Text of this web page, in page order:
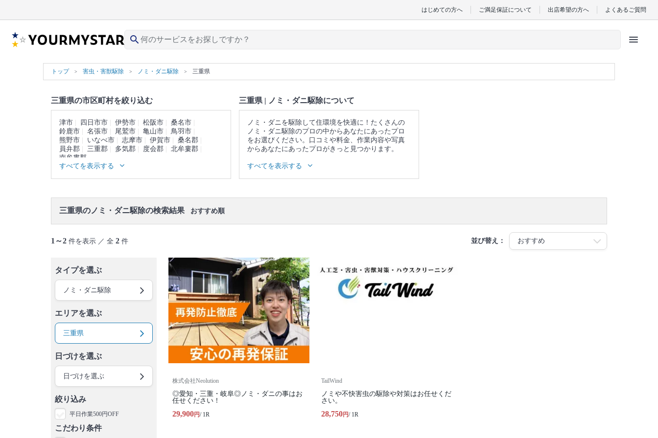
はじめての方へ ご満足保証について 出店希望の方へ よくあるご質問
search menu
トップ 害虫・害獣駆除 ノミ・ダニ駆除 三重県
三重県の市区町村を絞り込む
津市 四日市市 伊勢市 松阪市
桑名市
鈴鹿市
名張市 尾鷲市 亀山市
鳥羽市
熊野市
いなべ市 志摩市 伊賀市
桑名郡
員弁郡
三重郡 多気郡 度会郡
北牟婁郡
南牟婁郡
すべてを表示する
三重県 | ノミ・ダニ駆除について
ノミ・ダニを駆除して住環境を快適に！たくさんの
ノミ・ダニ駆除のプロの中からあなたにあったプロ
をお選びください。口コミや料金、作業内容や写真
からあなたにあったプロがきっと見つかります。
▼表示価格に含まれるノミ・ダニ駆除の作業範囲
口コミもご参照ください。
すべてを表示する
三重県のノミ・ダニ駆除の検索結果 おすすめ順
1～2 件を表示 ／ 全 2 件 並び替え：
タイプを選ぶ
ノミ・ダニ駆除
エリアを選ぶ
三重県
日づけを選ぶ
日づけを選ぶ
絞り込み
平日作業500円OFF
こだわり条件
株式会社Neolution
◎愛知・三重・岐阜◎ノミ・ダニの事はお
任せください！
29,900円/ 1R
TailWind
ノミや不快害虫の駆除や対策はお任せくだ
さい。
28,750円/ 1R